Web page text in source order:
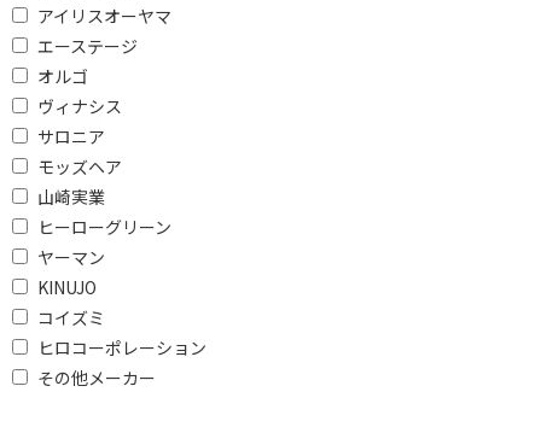
アイリスオーヤマ
エーステージ
オルゴ
ヴィナシス
サロニア
モッズヘア
山崎実業
ヒーローグリーン
ヤーマン
KINUJO
コイズミ
ヒロコーポレーション
その他メーカー